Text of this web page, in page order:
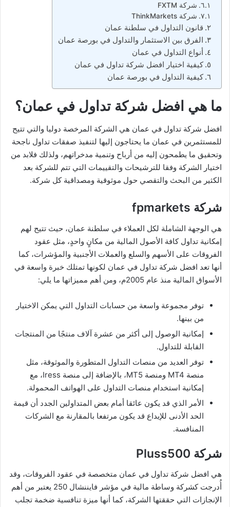
شركة FXTM
شركة ThinkMarkets
قانون التداول في سلطنة عمان
الفرق بين الاستثمار والتداول في بورصة عمان
أنواع التداول في عمان
كيفية اختيار افضل شركة تداول في عمان
كيفية التداول في بورصة عمان
ما هي افضل شركة تداول في عمان؟
افضل شركة تداول في عمان هي الشركة المرخصة دوليا والتي تتيح
للمستثمرين في عمان ما يحتاجون إليها لتنفيذ صفقات تداول ناجحة
وتحقيق ما يطمحون إليه من أرباح وتنمية مدخراتهم، ولذلك فلابد من
اختيار الشركة وفقا للترشيحات والتقييمات التي تتم للشركة بعد
الكثير من البحث والتقصي حول موثوقية ومصداقية كل شركة.
شركة fpmarkets
هي الوجهة الشاملة لكل العملاء في سلطنة عمان، حيث تتيح لهم
إمكانية تداول كافة الأصول المالية من مكانٍ واحدٍ، مثل عقود
الفروقات على الأسهم والسلع والعملات الأجنبية والمؤشرات، كما
أنها تعد افضل شركة تداول في عمان لكونها تمتلك خبرة واسعة في
الأسواق المالية منذ عام 2005م، ومن أهم مميزاتها ما يلي:
توفر مجموعة واسعة من حسابات التداول التي يمكن الاختيار
من بينها.
إمكانية الوصول إلى أكثر من عشرة آلاف منتجًا من المنتجات
القابلة للتداول.
توفر العديد من منصات التداول المتطورة والموثوقة، مثل
منصة MT4 ومنصة MT5، بالإضافة إلى منصة Iress، مع
إمكانية استخدام منصات التداول على الهواتف المحمولة.
الأمر الذي قد يكون عائقا أمام بعض المتداولين الجدد أن قيمة
الحد الأدنى للإيداع قد يكون مرتفعا بالمقارنة مع الشركات
المنافسة.
شركة Pluss500
هي افضل شركة تداول في عمان متخصصة في عقود الفروقات، وقد
أُدرجت كشركة وساطة مالية في مؤشر فايننشال 250 يعتبر من أهم
الإنجازات التي حققتها الشركة، كما أنها ميزة تنافسية ضخمة تجلب